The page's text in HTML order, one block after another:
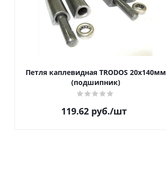
Петля каплевидная TRODOS 20х140мм
(подшипник)
119.62руб./шт